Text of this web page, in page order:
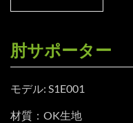
肘サポーター
モデル: S1E001
材質：OK生地